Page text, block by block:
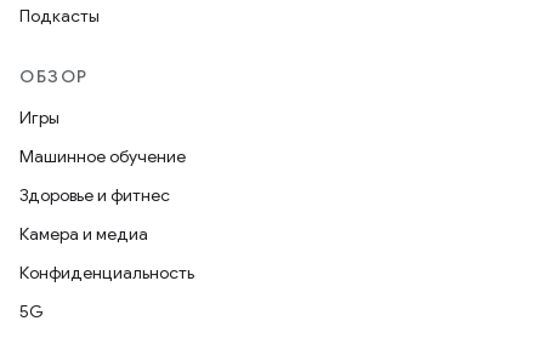
Подкасты
ОБЗОР
Игры
Машинное обучение
Здоровье и фитнес
Камера и медиа
Конфиденциальность
5G